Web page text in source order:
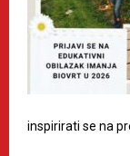
inspirirati se na